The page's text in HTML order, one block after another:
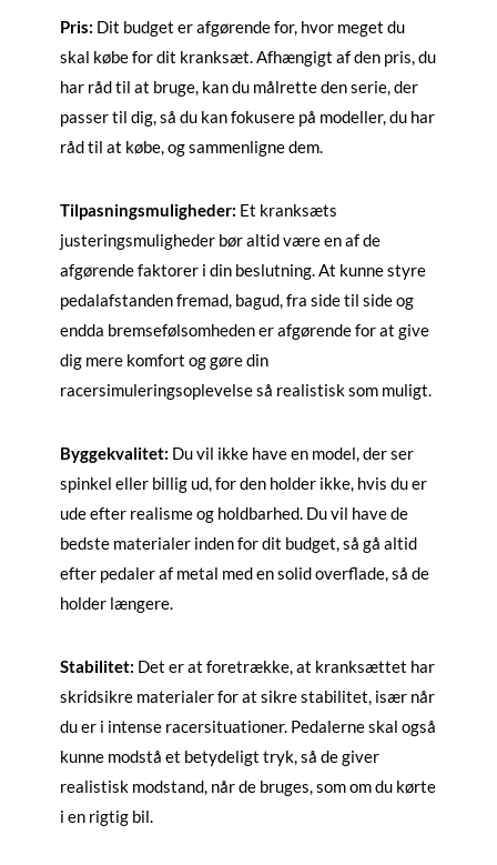
Pris: Dit budget er afgørende for, hvor meget du
skal købe for dit kranksæt. Afhængigt af den pris, du
har råd til at bruge, kan du målrette den serie, der
passer til dig, så du kan fokusere på modeller, du har
råd til at købe, og sammenligne dem.
Tilpasningsmuligheder: Et kranksæts
justeringsmuligheder bør altid være en af de
afgørende faktorer i din beslutning. At kunne styre
pedalafstanden fremad, bagud, fra side til side og
endda bremsefølsomheden er afgørende for at give
dig mere komfort og gøre din
racersimuleringsoplevelse så realistisk som muligt.
Byggekvalitet: Du vil ikke have en model, der ser
spinkel eller billig ud, for den holder ikke, hvis du er
ude efter realisme og holdbarhed. Du vil have de
bedste materialer inden for dit budget, så gå altid
efter pedaler af metal med en solid overflade, så de
holder længere.
Stabilitet: Det er at foretrække, at kranksættet har
skridsikre materialer for at sikre stabilitet, især når
du er i intense racersituationer. Pedalerne skal også
kunne modstå et betydeligt tryk, så de giver
realistisk modstand, når de bruges, som om du kørte
i en rigtig bil.